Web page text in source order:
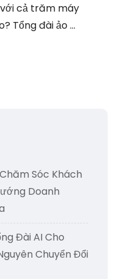
cả trăm máy
Tổng đài ảo ...
Sóc Khách
Doanh
Đài AI Cho
Chuyển Đổi